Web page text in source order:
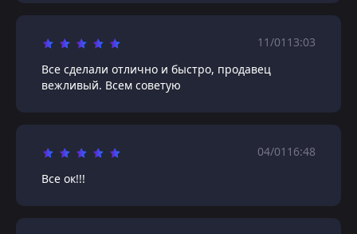
11/01 13:03
Все сделали отлично и быстро, продавец
вежливый. Всем советую
04/01 16:48
Все ок!!!